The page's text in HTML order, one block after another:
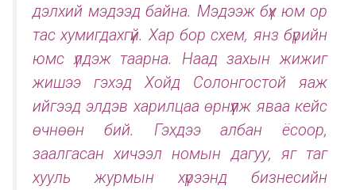
дэлхий мэдээд байна. Мэдээж бүх юм ор
тас хумигдахгүй. Хар бор схем, янз бүрийн
юмс үлдэж таарна. Наад захын жижиг
жишээ гэхэд Хойд Солонгостой яаж
ийгээд элдэв харилцаа өрнүүлж яваа кейс
өчнөөн бий. Гэхдээ албан ёсоор,
заалгасан хичээл номын дагуу, яг таг
хууль журмын хүрээнд бизнесийн